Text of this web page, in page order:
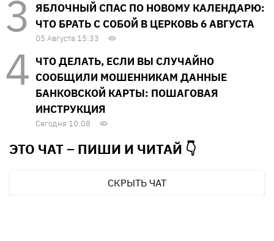
ЯБЛОЧНЫЙ СПАС ПО НОВОМУ КАЛЕНДАРЮ:
ЧТО БРАТЬ С СОБОЙ В ЦЕРКОВЬ 6 АВГУСТА
05 Августа 15:33
ЧТО ДЕЛАТЬ, ЕСЛИ ВЫ СЛУЧАЙНО
СООБЩИЛИ МОШЕННИКАМ ДАННЫЕ
БАНКОВСКОЙ КАРТЫ: ПОШАГОВАЯ
ИНСТРУКЦИЯ
Сегодня 10:08
ЭТО ЧАТ – ПИШИ И ЧИТАЙ 👇
СКРЫТЬ ЧАТ